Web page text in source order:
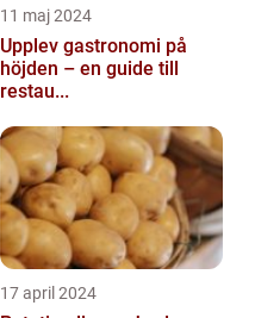
11 maj 2024
Upplev gastronomi på
höjden – en guide till
restau...
17 april 2024